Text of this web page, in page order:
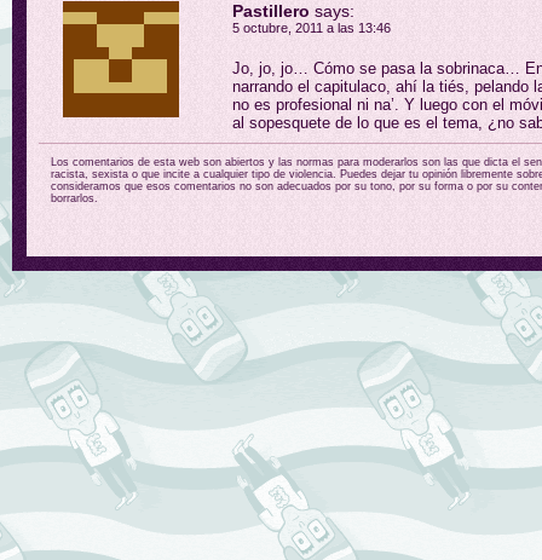
Pastillero says:
5 octubre, 2011 a las 13:46
Jo, jo, jo… Cómo se pasa la sobrinaca…
narrando el capitulaco, ahí la tiés, pelando
no es profesional ni na’. Y luego con el
al sopesquete de lo que es el tema, ¿no
Los comentarios de esta web son abiertos y las normas para moderarlos son las que dicta el
racista, sexista o que incite a cualquier tipo de violencia. Puedes dejar tu opinión libremente
consideramos que esos comentarios no son adecuados por su tono, por su forma o por su
borrarlos.